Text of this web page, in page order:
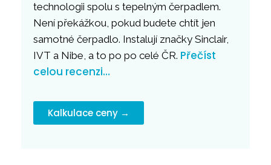
technologii spolu s tepelným čerpadlem.
Není překážkou, pokud budete chtít jen
samotné čerpadlo. Instalují značky Sinclair,
IVT a Nibe, a to po po celé ČR. Přečíst
celou recenzi…
Kalkulace ceny →